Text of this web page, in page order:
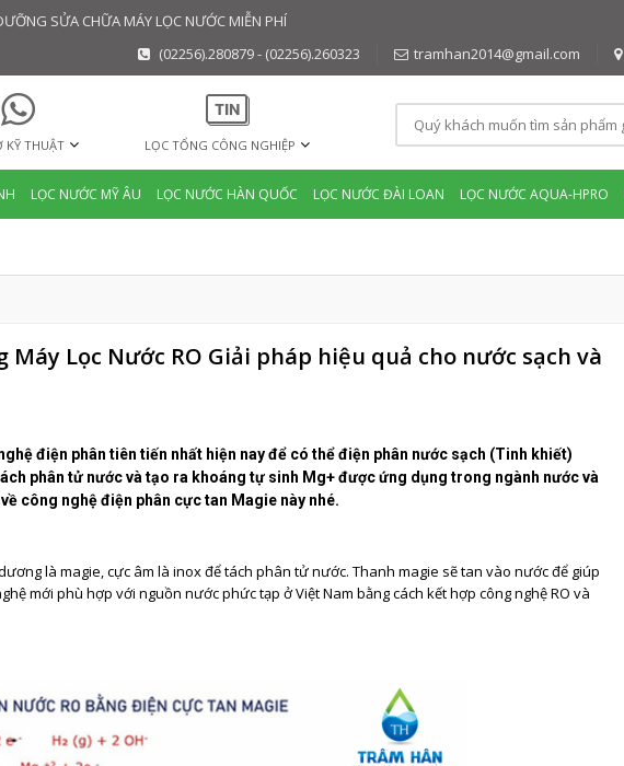
SỬA CHỮA MÁY LỌC NƯỚC MIỄN PHÍ
(02256).280879 - (02256).260323
tramhan2014@gmail.com
KỸ THUẬT LỌC TỔNG CÔNG NGHIỆP
LỌC NƯỚC MỸ ÂU LỌC NƯỚC HÀN QUỐC LỌC NƯỚC ĐÀI LOAN LỌC NƯỚC AQUA-HPRO
Lọc Nước RO Giải pháp hiệu quả cho nước sạch và
điện phân tiên tiến nhất hiện nay để có thể điện phân nước sạch (Tinh khiết)
phân tử nước và tạo ra khoáng tự sinh Mg+ được ứng dụng trong ngành nước và
công nghệ điện phân cực tan Magie này nhé.
là magie, cực âm là inox để tách phân tử nước. Thanh magie sẽ tan vào nước để giúp
mới phù hợp với nguồn nước phức tạp ở Việt Nam bằng cách kết hợp công nghệ RO và